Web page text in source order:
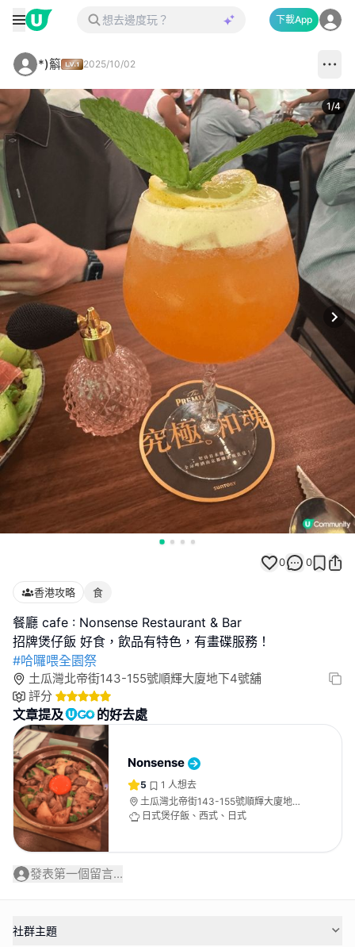
下載App
*)䈸 2025/10/02
1/4
0 0
香港攻略 食
餐廳 cafe : Nonsense Restaurant & Bar
#哈囉喂全園祭
土瓜灣北帝街143-155號順輝大廈地下4號舖
評分
文章提及 的好去處
Nonsense
5 1 人想去
土瓜灣北帝街143-155號順輝大廈地下
4號舖
日式煲仔飯、西式、日式
發表第一個留言...
社群主題